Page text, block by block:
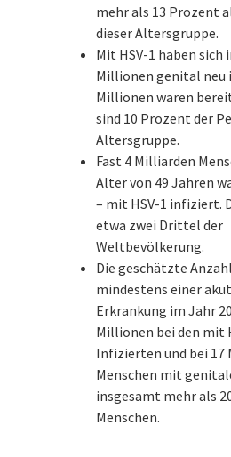
mehr als 13 Prozent
dieser Altersgruppe.
Mit HSV-1 haben sich
Millionen genital neu
Millionen waren
sind 10 Prozent der
Altersgruppe.
Fast 4 Milliarden
Alter von 49 Jahren
– mit HSV-1 infiziert.
etwa zwei Drittel der
Weltbevölkerung.
Die geschätzte
mindestens einer
Erkrankung im Jahr
Millionen bei den mit
Infizierten und bei
Menschen mit
insgesamt mehr als
Menschen.